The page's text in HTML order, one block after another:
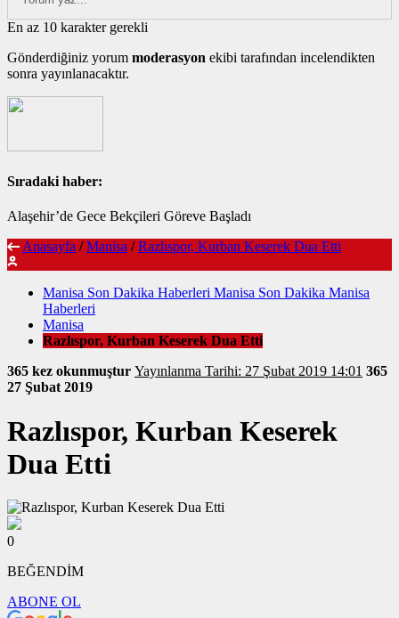
En az 10 karakter gerekli
Gönderdiğiniz yorum moderasyon ekibi tarafından incelendikten
sonra yayınlanacaktır.
Sıradaki haber:
Alaşehir’de Gece Bekçileri Göreve Başladı
Anasayfa / Manisa / Razlıspor, Kurban Keserek Dua Etti
Manisa Son Dakika Haberleri Manisa Son Dakika Manisa
Haberleri
Manisa
Razlıspor, Kurban Keserek Dua Etti
365 kez okunmuştur Yayınlanma Tarihi: 27 Şubat 2019 14:01 365
27 Şubat 2019
Razlıspor, Kurban Keserek
Dua Etti
0
BEĞENDİM
ABONE OL